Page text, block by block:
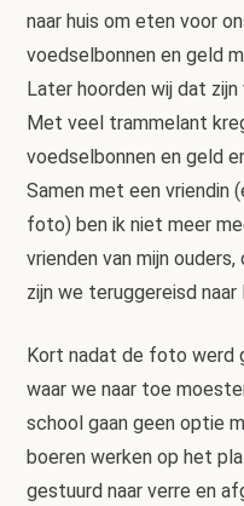
naar huis om eten voor
voedselbonnen en geld
Later hoorden wij dat
Met veel trammelant
voedselbonnen en geld
Samen met een vriendin
foto) ben ik niet meer
vrienden van mijn
zijn we teruggereisd naar
Kort nadat de foto werd
waar we naar toe
school gaan geen optie
boeren werken op het
gestuurd naar verre en